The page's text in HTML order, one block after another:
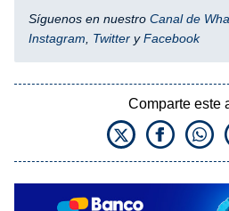
Síguenos en nuestro Canal de
Instagram
Twitter yFacebook
Comparte este